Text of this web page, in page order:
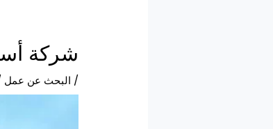
شركة
/ البحث عن عمل